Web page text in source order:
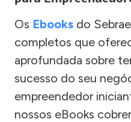
Os Ebooks do
completos que
aprofundada sobre
sucesso do seu
empreendedor
nossos eBooks